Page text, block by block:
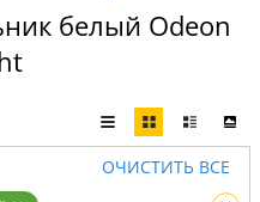
белый Odeon
ОЧИСТИТЬ ВСЕ